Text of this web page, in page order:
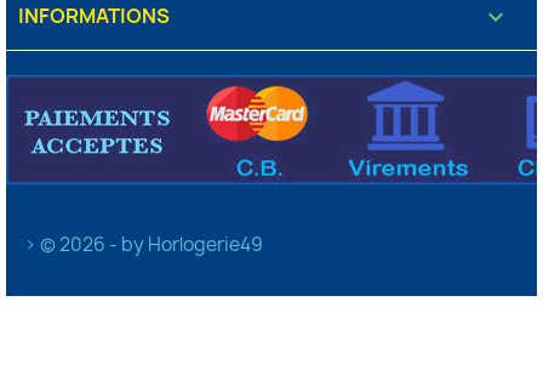
INFORMATIONS keyboard_arrow_down
> © 2026 - by Horlogerie49